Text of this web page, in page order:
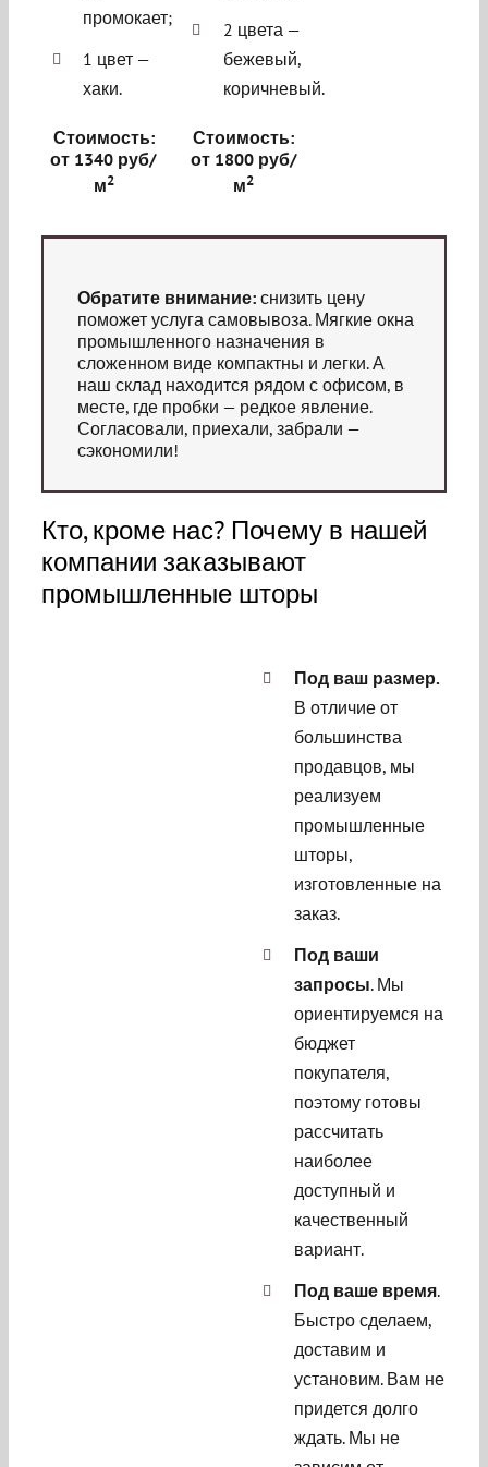
промокает;
1 цвет —
хаки.
Стоимость:
от 1340 руб/
м2
2 цвета —
бежевый,
коричневый.
Стоимость:
от 1800 руб/
м2
Обратите внимание: снизить цену
поможет услуга самовывоза. Мягкие окна
промышленного назначения в
сложенном виде компактны и легки. А
наш склад находится рядом с офисом, в
месте, где пробки — редкое явление.
Согласовали, приехали, забрали —
сэкономили!
Кто, кроме нас? Почему в нашей
компании заказывают
промышленные шторы
Под ваш размер.
В отличие от
большинства
продавцов, мы
реализуем
промышленные
шторы,
изготовленные на
заказ.
Под ваши
запросы. Мы
ориентируемся на
бюджет
покупателя,
поэтому готовы
рассчитать
наиболее
доступный и
качественный
вариант.
Под ваше время.
Быстро сделаем,
доставим и
установим. Вам не
придется долго
ждать. Мы не